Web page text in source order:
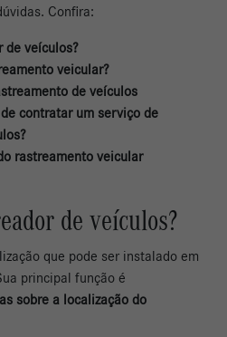
Confira:
de veículos?
veicular?
de veículos
contratar um serviço de
rastreamento veicular
de veículos?
que pode ser instalado em
principal função é
sobre a localização do